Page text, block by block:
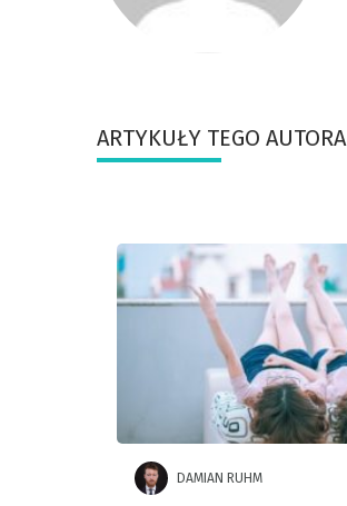
ARTYKUŁY TEGO AUTORA
DAMIAN RUHM